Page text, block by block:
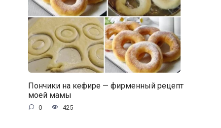
Пончики на кефире — фирменный рецепт
моей мамы
0 425